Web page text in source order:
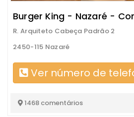
Burger King - Nazaré -
R. Arquiteto Cabeça Padrão 2
2450-115 Nazaré
Ver número de
1468 comentários